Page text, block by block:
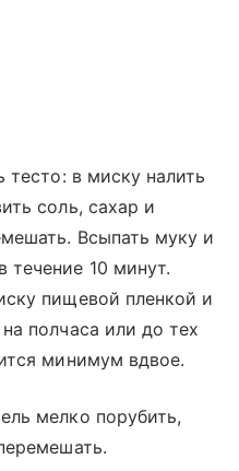
тесто: в миску налить
соль, сахар и
Всыпать муку и
10 минут.
пищевой пленкой и
полчаса или до тех
минимум вдвое.
мелко порубить,